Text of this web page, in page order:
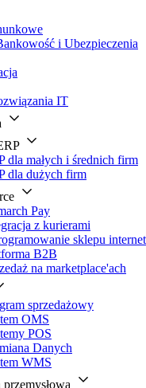
i Ubezpieczenia
IT
dla małych i średnich firm
dla dużych firm
Pay
z kurierami
sklepu
B2B
na marketplace'ach
sprzedażowy
OMS
POS
Danych
WMS